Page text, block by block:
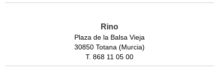
Rino
Plaza de la Balsa Vieja
30850 Totana (Murcia)
T. 868 11 05 00